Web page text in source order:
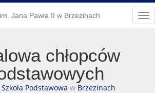
Jana Pawła II w Brzezinach
chłopców
Szkoła Podstawowa w Brzezinach